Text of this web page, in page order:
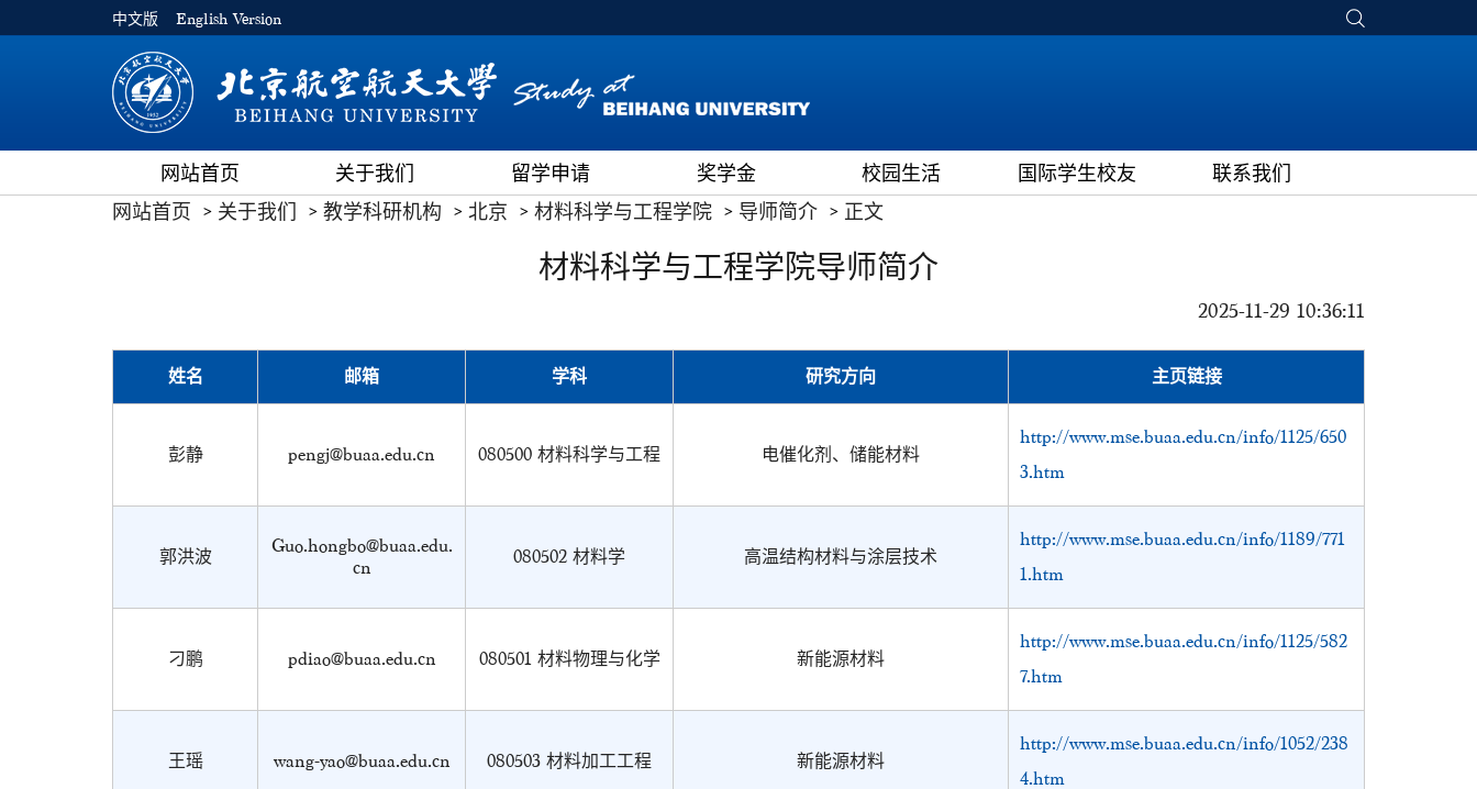
中文版 English Version
网站首页 关于我们 留学申请 奖学金 校园生活 国际学生校友
联系我们
网站首页
关于我们 教学科研机构 北京 材料科学与工程学院 导师简介 正文
材料科学与工程学院导师简介
2025-11-29 10:36:11
姓名 邮箱 学科 研究方向 主页链接
彭静 pengj@buaa.edu.cn 080500 材料科学与工程 电催化剂、储能材料
http://www.mse.buaa.edu.cn/info/1125/650
3.htm
郭洪波
Guo.hongbo@buaa.edu.
cn
080502 材料学 高温结构材料与涂层技术
http://www.mse.buaa.edu.cn/info/1189/771
1.htm
刁鹏 pdiao@buaa.edu.cn 080501 材料物理与化学 新能源材料
http://www.mse.buaa.edu.cn/info/1125/582
7.htm
王瑶 wang-yao@buaa.edu.cn 080503 材料加工工程 新能源材料
http://www.mse.buaa.edu.cn/info/1052/238
4.htm